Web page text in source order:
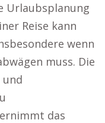
Urlaubsplanung
Reise kann
wenn
muss. Die
und
das